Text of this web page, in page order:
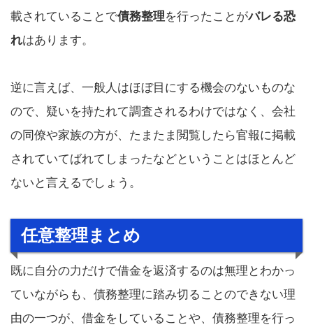
載されていることで債務整理を行ったことがバレる恐
れはあります。
逆に言えば、一般人はほぼ目にする機会のないものな
ので、疑いを持たれて調査されるわけではなく、会社
の同僚や家族の方が、たまたま閲覧したら官報に掲載
されていてばれてしまったなどということはほとんど
ないと言えるでしょう。
任意整理まとめ
既に自分の力だけで借金を返済するのは無理とわかっ
ていながらも、債務整理に踏み切ることのできない理
由の一つが、借金をしていることや、債務整理を行っ